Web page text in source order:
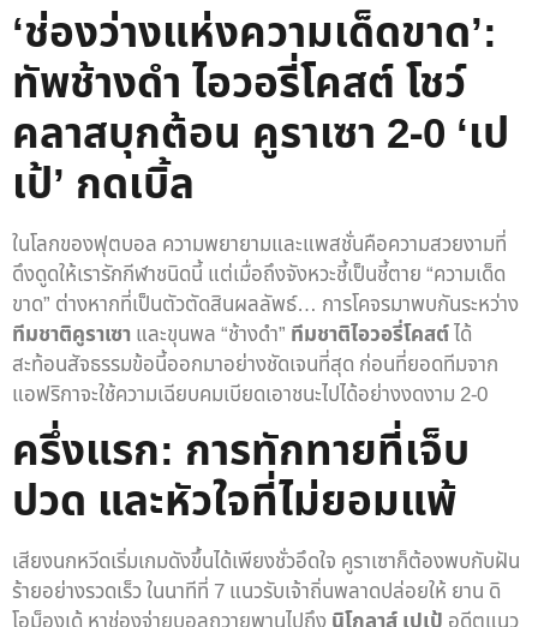
‘ช่องว่างแห่งความเด็ดขาด’:
ทัพช้างดำ ไอวอรี่โคสต์ โชว์
คลาสบุกต้อน คูราเซา 2-0 ‘เป
เป้’ กดเบิ้ล
ในโลกของฟุตบอล ความพยายามและแพสชั่นคือความสวยงามที่
ดึงดูดให้เรารักกีฬาชนิดนี้ แต่เมื่อถึงจังหวะชี้เป็นชี้ตาย “ความเด็ด
ขาด” ต่างหากที่เป็นตัวตัดสินผลลัพธ์… การโคจรมาพบกันระหว่าง
ทีมชาติคูราเซาและขุนพล “ช้างดำ” ทีมชาติไอวอรี่โคสต์ได้
สะท้อนสัจธรรมข้อนี้ออกมาอย่างชัดเจนที่สุด ก่อนที่ยอดทีมจาก
แอฟริกาจะใช้ความเฉียบคมเบียดเอาชนะไปได้อย่างงดงาม 2-0
ครึ่งแรก: การทักทายที่เจ็บ
ปวด และหัวใจที่ไม่ยอมแพ้
เสียงนกหวีดเริ่มเกมดังขึ้นได้เพียงชั่วอึดใจ คูราเซาก็ต้องพบกับฝัน
ร้ายอย่างรวดเร็ว ในนาทีที่ 7 แนวรับเจ้าถิ่นพลาดปล่อยให้ ยาน ดิ